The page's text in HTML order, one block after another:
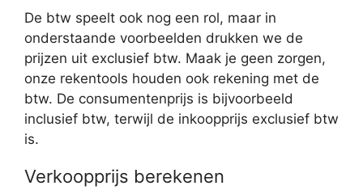
De btw speelt ook nog een rol, maar in
onderstaande voorbeelden drukken we de
prijzen uit exclusief btw. Maak je geen zorgen,
onze rekentools houden ook rekening met de
btw. De consumentenprijs is bijvoorbeeld
inclusief btw, terwijl de inkoopprijs exclusief btw
is.
Verkoopprijs berekenen